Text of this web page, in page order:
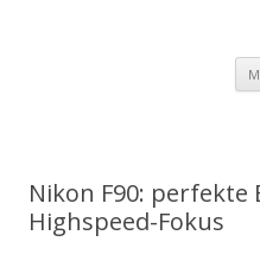
Nikon F90:
Highspeed-Fokus